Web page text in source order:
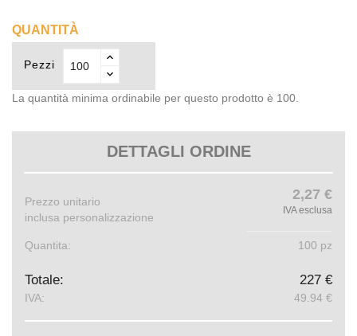
QUANTITÀ
Pezzi
La quantità minima ordinabile per questo prodotto è 100.
DETTAGLI ORDINE
Prezzo unitario
inclusa personalizzazione
2,27 €
IVA esclusa
Quantita: 100 pz
Totale: 227 €
IVA: 49.94 €